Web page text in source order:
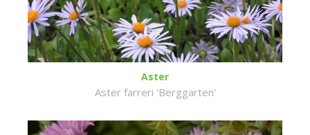
Aster
Aster farreri 'Berggarten'